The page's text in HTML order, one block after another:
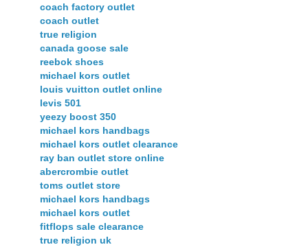
coach factory outlet
coach outlet
true religion
canada goose sale
reebok shoes
michael kors outlet
louis vuitton outlet online
levis 501
yeezy boost 350
michael kors handbags
michael kors outlet clearance
ray ban outlet store online
abercrombie outlet
toms outlet store
michael kors handbags
michael kors outlet
fitflops sale clearance
true religion uk